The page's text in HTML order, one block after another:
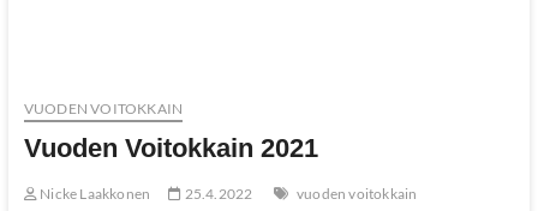
VUODEN VOITOKKAIN
Vuoden Voitokkain 2021
Nicke Laakkonen 25.4.2022 vuoden voitokkain